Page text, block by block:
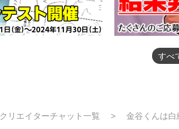
すべ
クリエイターチャット一覧 金谷くんは